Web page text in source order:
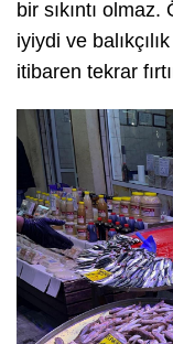
bir sıkıntı
iyiydi ve
itibaren tekrar